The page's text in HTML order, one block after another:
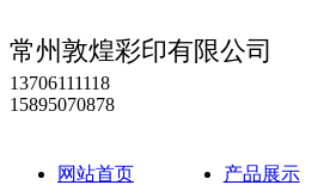
常州敦煌彩印有限公司
13706111118
15895070878
网站首页 产品展示